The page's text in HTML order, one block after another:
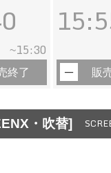
~15:30
終了 販
・吹替]